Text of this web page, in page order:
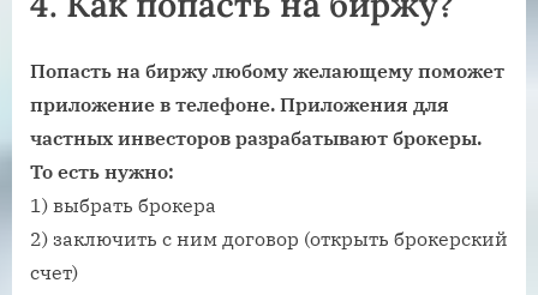
Попасть на биржу любому желающему поможет
приложение в телефоне. Приложения для
частных инвесторов разрабатывают брокеры.
То есть нужно:
1) выбрать брокера
2) заключить с ним договор (открыть брокерский
счет)